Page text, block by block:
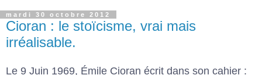
mardi 30 octobre 2012
Cioran : le stoïcisme, vrai mais
irréalisable.
Le 9 Juin 1969, Émile Cioran écrit dans son cahier :